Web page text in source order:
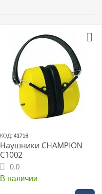
КОД: 41716
Наушники CHAMPION
C1002
0.0
В наличии